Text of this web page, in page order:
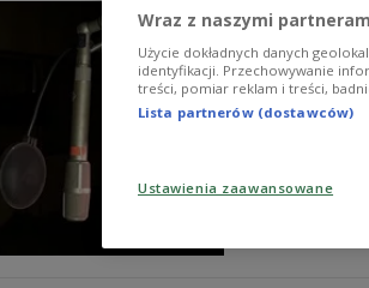
WIDEO]
- Wydaje mi
Zobacz
spektakl
Wraz z naszymi
Użycie dokładnych danych
identyfikacji. Przechowywanie
treści, pomiar reklam i treści,
Lista partnerów (dostawców)
Ustawienia zaawansowane